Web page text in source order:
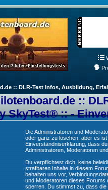
:: DLR-Test Infos, Ausbildung,
::
SkyTest® :: -
Die Administratoren und
oder ganz zu löschen, aber es
Einverständniserklärung, dass
Administratoren, Moderatoren
Du verpflichtest dich, keine
strafbaren Inhalte in diesem
behalten uns vor,
und Moderatoren dieses Forums
sperren. Du stimmst zu, dass